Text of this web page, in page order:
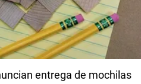
entrega de mochilas